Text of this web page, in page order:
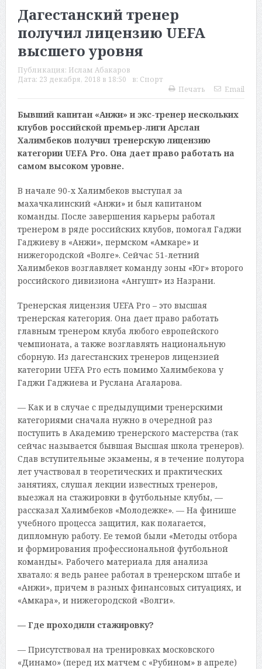
Дагестанский тренер
получил лицензию UEFA
высшего уровня
Публикация: Ислам Абакаров
Дата: 23 декабря, 2018 в 18:50 в: Спорт
Печать
Email
Бывший капитан «Анжи» и экс-тренер нескольких
клубов российской премьер-лиги Арслан
Халимбеков получил тренерскую лицензию
категории UEFA Pro. Она дает право работать на
самом высоком уровне.
В начале 90-х Халимбеков выступал за
махачкалинский «Анжи» и был капитаном
команды. После завершения карьеры работал
тренером в ряде российских клубов, помогал Гаджи
Гаджиеву в «Анжи», пермском «Амкаре» и
нижегородской «Волге». Сейчас 51-летний
Халимбеков возглавляет команду зоны «Юг» второго
российского дивизиона «Ангушт» из Назрани.
Тренерская лицензия UEFA Pro – это высшая
тренерская категория. Она дает право работать
главным тренером клуба любого европейского
чемпионата, а также возглавлять национальную
сборную. Из дагестанских тренеров лицензией
категории UEFA Pro есть помимо Халимбекова у
Гаджи Гаджиева и Руслана Агаларова.
— Как и в случае с предыдущими тренерскими
категориями сначала нужно в очередной раз
поступить в Академию тренерского мастерства (так
сейчас называется бывшая Высшая школа тренеров).
Сдав вступительные экзамены, я в течение полутора
лет участвовал в теоретических и практических
занятиях, слушал лекции известных тренеров,
выезжал на стажировки в футбольные клубы, —
рассказал Халимбеков «Молодежке». — На финише
учебного процесса защитил, как полагается,
дипломную работу. Ее темой были «Методы отбора
и формирования профессиональной футбольной
команды». Рабочего материала для анализа
хватало: я ведь ранее работал в тренерском штабе и
«Анжи», причем в разных финансовых ситуациях, и
«Амкара», и нижегородской «Волги».
— Где проходили стажировку?
— Присутствовал на тренировках московского
«Динамо» (перед их матчем с «Рубином» в апреле)